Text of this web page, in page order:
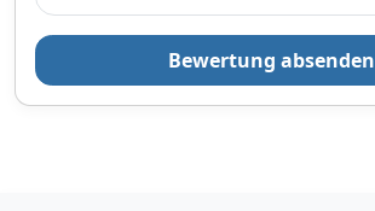
Bewertung absenden